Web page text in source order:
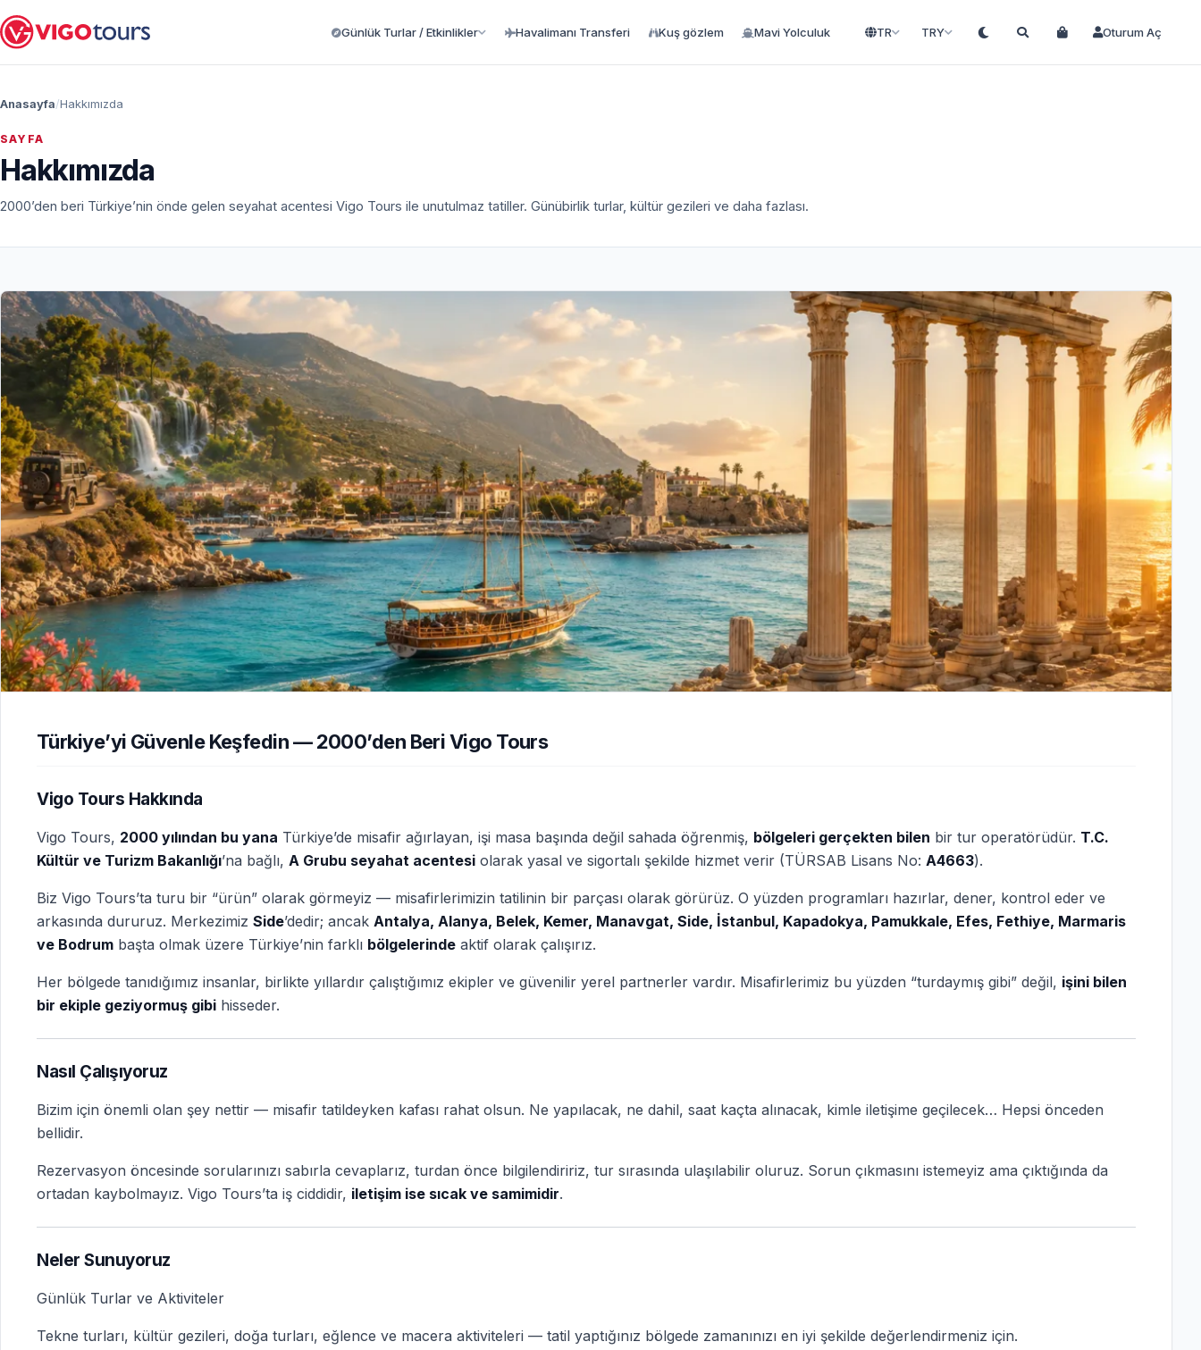
Günlük Turlar / Etkinlikler Havalimanı Transferi Kuş gözlem Mavi Yolculuk TR TRY Oturum Aç
Anasayfa Hakkımızda
SAYFA
Hakkımızda
2000’den beri Türkiye’nin önde gelen seyahat acentesi Vigo Tours ile unutulmaz tatiller. Günübirlik turlar, kültür gezileri ve daha fazlası.
Türkiye’yi Güvenle Keşfedin — 2000’den Beri Vigo Tours
Vigo Tours Hakkında
Vigo Tours, 2000 yılından bu yana Türkiye’de misafir ağırlayan, işi masa başında değil sahada öğrenmiş, bölgeleri gerçekten bilen bir tur operatörüdür. T.C.
Kültür ve Turizm Bakanlığı’na bağlı, A Grubu seyahat acentesi olarak yasal ve sigortalı şekilde hizmet verir (TÜRSAB Lisans No: A4663).
Biz Vigo Tours’ta turu bir “ürün” olarak görmeyiz — misafirlerimizin tatilinin bir parçası olarak görürüz. O yüzden programları hazırlar, dener, kontrol eder ve
arkasında dururuz. Merkezimiz Side’dedir; ancak Antalya, Alanya, Belek, Kemer, Manavgat, Side, İstanbul, Kapadokya, Pamukkale, Efes, Fethiye, Marmaris
ve Bodrum başta olmak üzere Türkiye’nin farklı bölgelerinde aktif olarak çalışırız.
Her bölgede tanıdığımız insanlar, birlikte yıllardır çalıştığımız ekipler ve güvenilir yerel partnerler vardır. Misafirlerimiz bu yüzden “turdaymış gibi” değil, işini bilen
bir ekiple geziyormuş gibi hisseder.
Nasıl Çalışıyoruz
Bizim için önemli olan şey nettir — misafir tatildeyken kafası rahat olsun. Ne yapılacak, ne dahil, saat kaçta alınacak, kimle iletişime geçilecek… Hepsi önceden
bellidir.
Rezervasyon öncesinde sorularınızı sabırla cevaplarız, turdan önce bilgilendiririz, tur sırasında ulaşılabilir oluruz. Sorun çıkmasını istemeyiz ama çıktığında da
ortadan kaybolmayız. Vigo Tours’ta iş ciddidir, iletişim ise sıcak ve samimidir.
Neler Sunuyoruz
Günlük Turlar ve Aktiviteler
Tekne turları, kültür gezileri, doğa turları, eğlence ve macera aktiviteleri — tatil yaptığınız bölgede zamanınızı en iyi şekilde değerlendirmeniz için.